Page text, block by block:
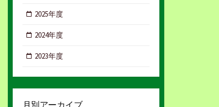
2025年度
2024年度
2023年度
月別アーカイブ